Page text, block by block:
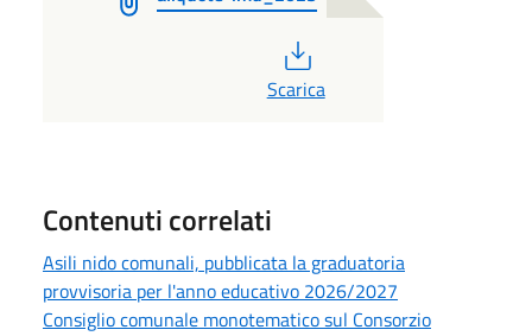
Scarica
Contenuti correlati
Asili nido comunali, pubblicata la graduatoria
provvisoria per l'anno educativo 2026/2027
Consiglio comunale monotematico sul Consorzio